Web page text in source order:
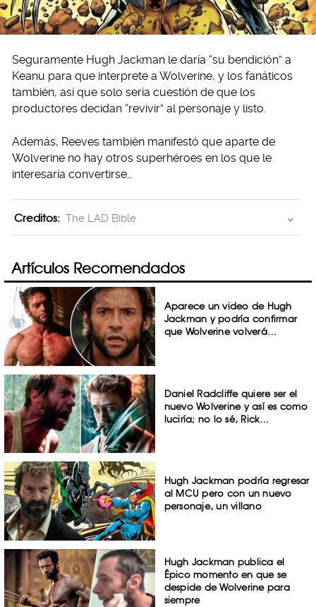
Seguramente Hugh Jackman le daría “su bendición” a
Keanu para que interprete a Wolverine, y los fanáticos
también, así que solo sería cuestión de que los
productores decidan “revivir” al personaje y listo.
Además, Reeves también manifestó que aparte de
Wolverine no hay otros superhéroes en los que le
interesaría convertirse…
Creditos: The LAD Bible
Artículos Recomendados
Aparece un video de Hugh
Jackman y podría confirmar
que Wolverine volverá…
Daniel Radcliffe quiere ser el
nuevo Wolverine y así es como
luciría; no lo sé, Rick…
Hugh Jackman podría regresar
al MCU pero con un nuevo
personaje, un villano
Hugh Jackman publica el
Épico momento en que se
despide de Wolverine para
siempre